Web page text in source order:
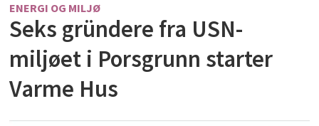
ENERGI OG MILJØ
Seks gründere fra USN-
miljøet i Porsgrunn starter
Varme Hus